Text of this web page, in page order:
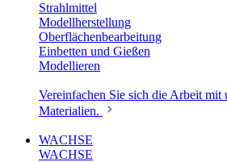
Strahlmittel
Modellherstellung
Oberflächenbearbeitung
Einbetten und Gießen
Modellieren
Vereinfachen Sie sich die Arbeit mit
Materialien.
WACHSE
WACHSE